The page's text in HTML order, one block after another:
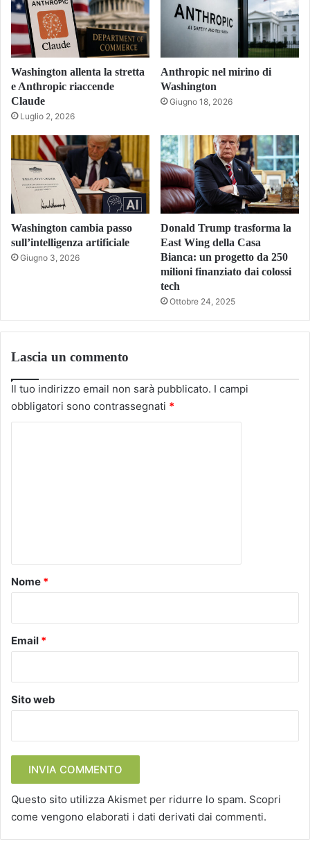
Washington allenta la stretta
e Anthropic riaccende
Claude
Luglio 2, 2026
Anthropic nel mirino di
Washington
Giugno 18, 2026
Washington cambia passo
sull’intelligenza artificiale
Giugno 3, 2026
Donald Trump trasforma la
East Wing della Casa
Bianca: un progetto da 250
milioni finanziato dai colossi
tech
Ottobre 24, 2025
Lascia un commento
Il tuo indirizzo email non sarà pubblicato. I campi
obbligatori sono contrassegnati *
o
Nome *
Email *
Sito web
Questo sito utilizza Akismet per ridurre lo spam. Scopri
come vengono elaborati i dati derivati dai commenti.